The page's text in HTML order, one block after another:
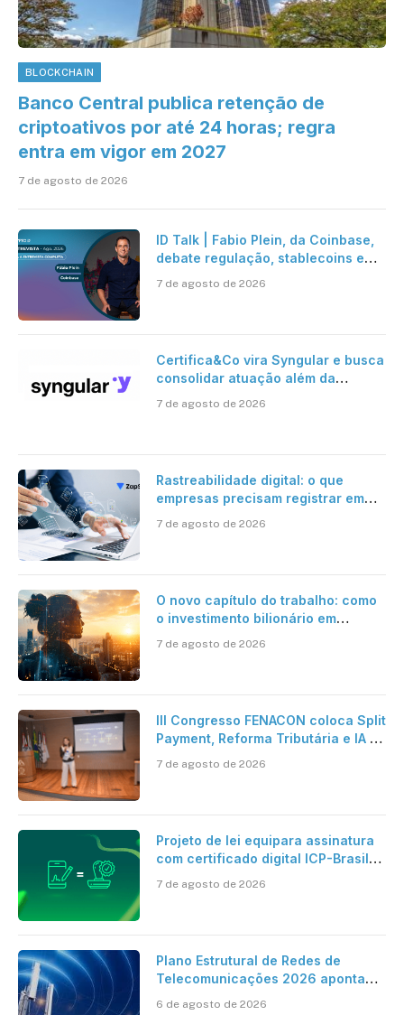
BLOCKCHAIN
Banco Central publica retenção de
criptoativos por até 24 horas; regra
entra em vigor em 2027
7 de agosto de 2026
ID Talk | Fabio Plein, da Coinbase,
debate regulação, stablecoins e
7 de agosto de 2026
Certifica&Co vira Syngular e busca
consolidar atuação além da
7 de agosto de 2026
Rastreabilidade digital: o que
empresas precisam registrar em
7 de agosto de 2026
O novo capítulo do trabalho: como
o investimento bilionário em
verdadeira era da inteligência
7 de agosto de 2026
III Congresso FENACON coloca Split
Payment, Reforma Tributária e IA no
7 de agosto de 2026
Projeto de lei equipara assinatura
com certificado digital ICP-Brasil
cartório
7 de agosto de 2026
Plano Estrutural de Redes de
Telecomunicações 2026 aponta
6 de agosto de 2026